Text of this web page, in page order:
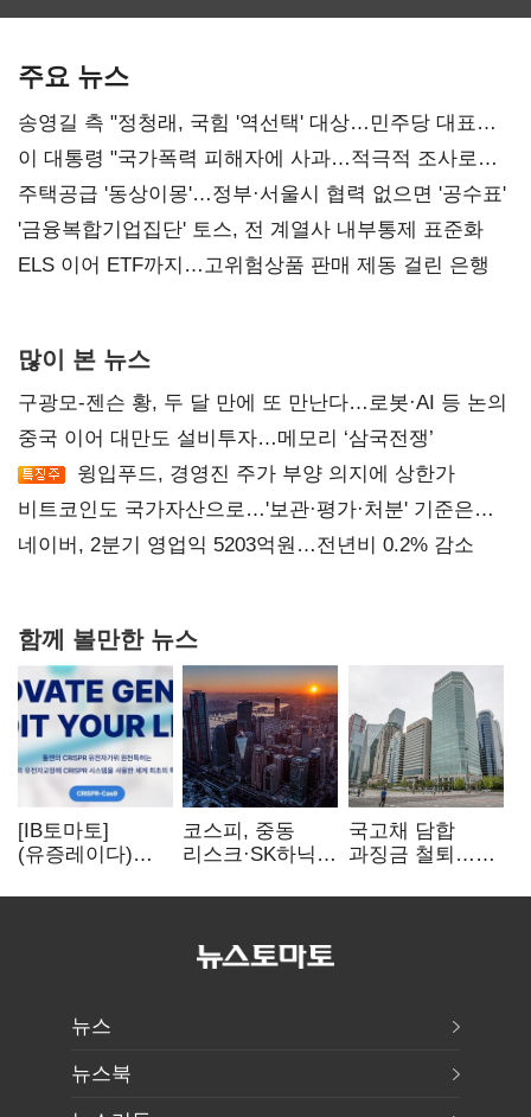
주요 뉴스
송영길 측 "정청래, 국힘 '역선택' 대상…민주당 대표로
총선 지휘 못해"
이 대통령 "국가폭력 피해자에 사과…적극적 조사로
진실 밝혀야"
주택공급 '동상이몽'…정부·서울시 협력 없으면 '공수표'
'금융복합기업집단' 토스, 전 계열사 내부통제 표준화
ELS 이어 ETF까지…고위험상품 판매 제동 걸린 은행
많이 본 뉴스
구광모-젠슨 황, 두 달 만에 또 만난다…로봇·AI 등 논의
중국 이어 대만도 설비투자…메모리 ‘삼국전쟁’
윙입푸드, 경영진 주가 부양 의지에 상한가
비트코인도 국가자산으로…'보관·평가·처분' 기준은
숙제
네이버, 2분기 영업익 5203억원…전년비 0.2% 감소
함께 볼만한 뉴스
[IB토마토]
(유증레이다)
3분의 1 토막…
코스피, 중동
리스크·SK하닉
뒷걸음
국고채 담합
과징금 철퇴…
폭탄' 우려
뉴스
뉴스북